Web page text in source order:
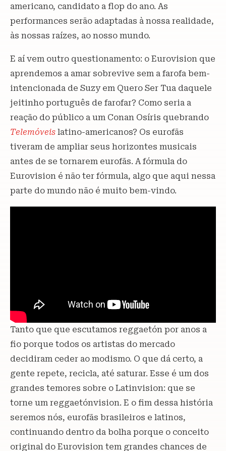
americano, candidato a flop do ano. As
performances serão adaptadas à nossa realidade,
às nossas raízes, ao nosso mundo.
E aí vem outro questionamento: o Eurovision que
aprendemos a amar sobrevive sem a farofa bem-
intencionada de Suzy em Quero Ser Tua daquele
jeitinho português de farofar? Como seria a
reação do público a um Conan Osíris quebrando
Telemóveis latino-americanos? Os eurofãs
tiveram de ampliar seus horizontes musicais
antes de se tornarem eurofãs. A fórmula do
Eurovision é não ter fórmula, algo que aqui nessa
parte do mundo não é muito bem-vindo.
Tanto que que escutamos reggaetón por anos a
fio porque todos os artistas do mercado
decidiram ceder ao modismo. O que dá certo, a
gente repete, recicla, até saturar. Esse é um dos
grandes temores sobre o Latinvision: que se
torne um reggaetónvision. E o fim dessa história
seremos nós, eurofãs brasileiros e latinos,
continuando dentro da bolha porque o conceito
original do Eurovision tem grandes chances de